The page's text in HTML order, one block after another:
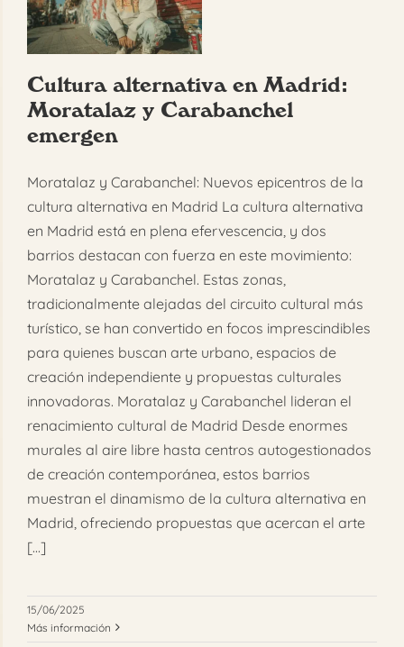
Cultura alternativa en Madrid:
Moratalaz y Carabanchel
emergen
Moratalaz y Carabanchel: Nuevos epicentros de la
cultura alternativa en Madrid La cultura alternativa
en Madrid está en plena efervescencia, y dos
barrios destacan con fuerza en este movimiento:
Moratalaz y Carabanchel. Estas zonas,
tradicionalmente alejadas del circuito cultural más
turístico, se han convertido en focos imprescindibles
para quienes buscan arte urbano, espacios de
creación independiente y propuestas culturales
innovadoras. Moratalaz y Carabanchel lideran el
renacimiento cultural de Madrid Desde enormes
murales al aire libre hasta centros autogestionados
de creación contemporánea, estos barrios
muestran el dinamismo de la cultura alternativa en
Madrid, ofreciendo propuestas que acercan el arte
[...]
15/06/2025
Más información